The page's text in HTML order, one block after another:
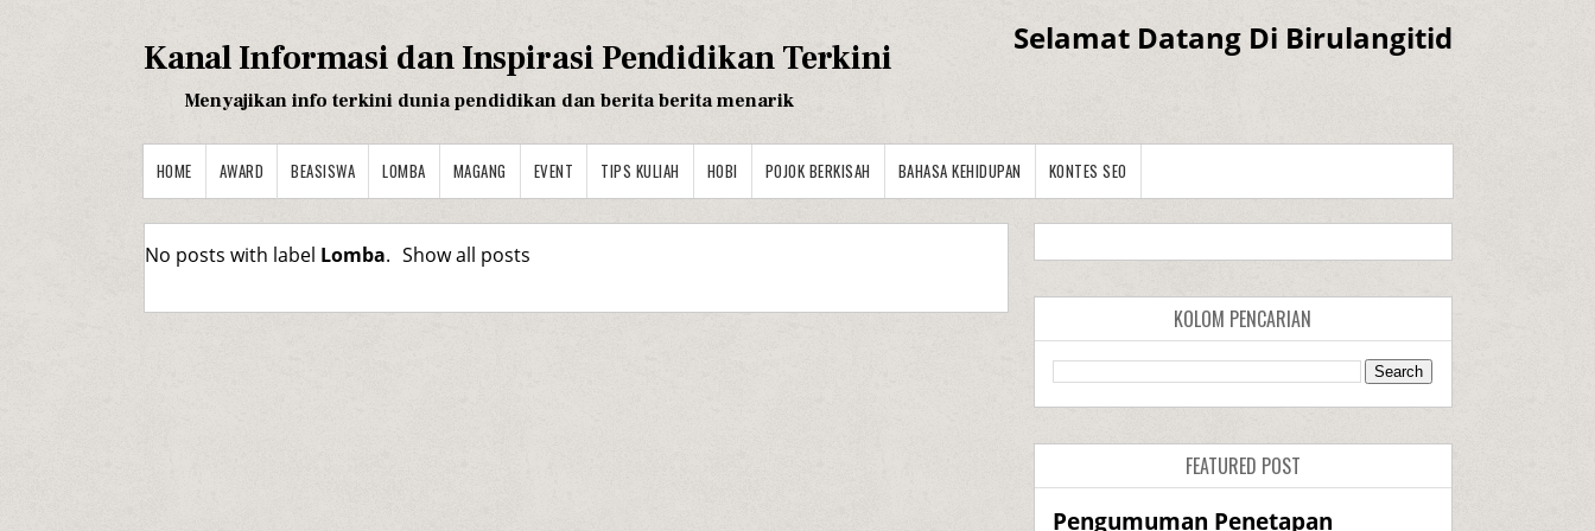
Kanal Informasi dan Inspirasi Pendidikan Terkini
Menyajikan info terkini dunia pendidikan dan berita berita menarik
Selamat Datang Di Birulangitid
HOME AWARD BEASISWA LOMBA MAGANG EVENT TIPS KULIAH HOBI POJOK BERKISAH BAHASA KEHIDUPAN KONTES SEO
No posts with label Lomba. Show all posts
KOLOM PENCARIAN
FEATURED POST
Pengumuman Penetapan